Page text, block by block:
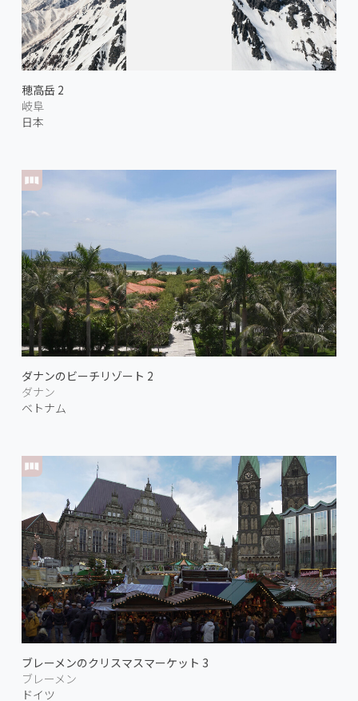
穂高岳 2
岐阜
日本
ダナンのビーチリゾート 2
ダナン
ベトナム
ブレーメンのクリスマスマーケット 3
ブレーメン
ドイツ